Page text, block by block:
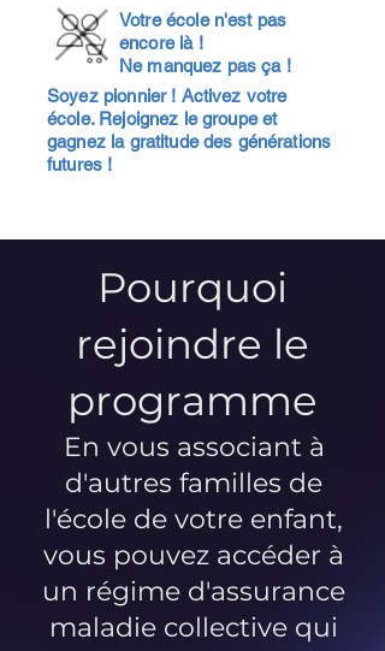
Votre école n'est pas
encore là !
Ne manquez pas ça !
Soyez pionnier ! Activez votre
école. Rejoignez le groupe et
gagnez la gratitude des générations
futures !
Pourquoi
rejoindre le
programme
En vous associant à
d'autres familles de
l'école de votre enfant,
vous pouvez accéder à
un régime d'assurance
maladie collective qui